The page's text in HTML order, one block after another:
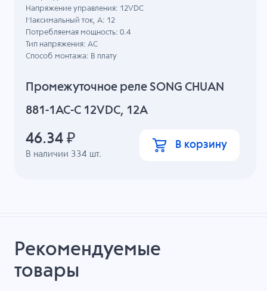
Промежуточное реле SONG CHUAN
881-1AC-C 12VDC, 12A
В наличии 334 шт.
Напряжение управления: 12VDC
Максимальный ток, А: 12
Потребляемая мощность: 0.4
Тип напряжения: AC
Способ монтажа: В плату
46.34 ₽ В корзину
Рекомендуемые
товары